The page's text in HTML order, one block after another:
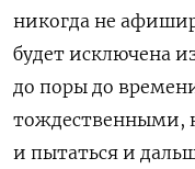
никогда не
будет исключена
до поры до
тождественными,
и пытаться и